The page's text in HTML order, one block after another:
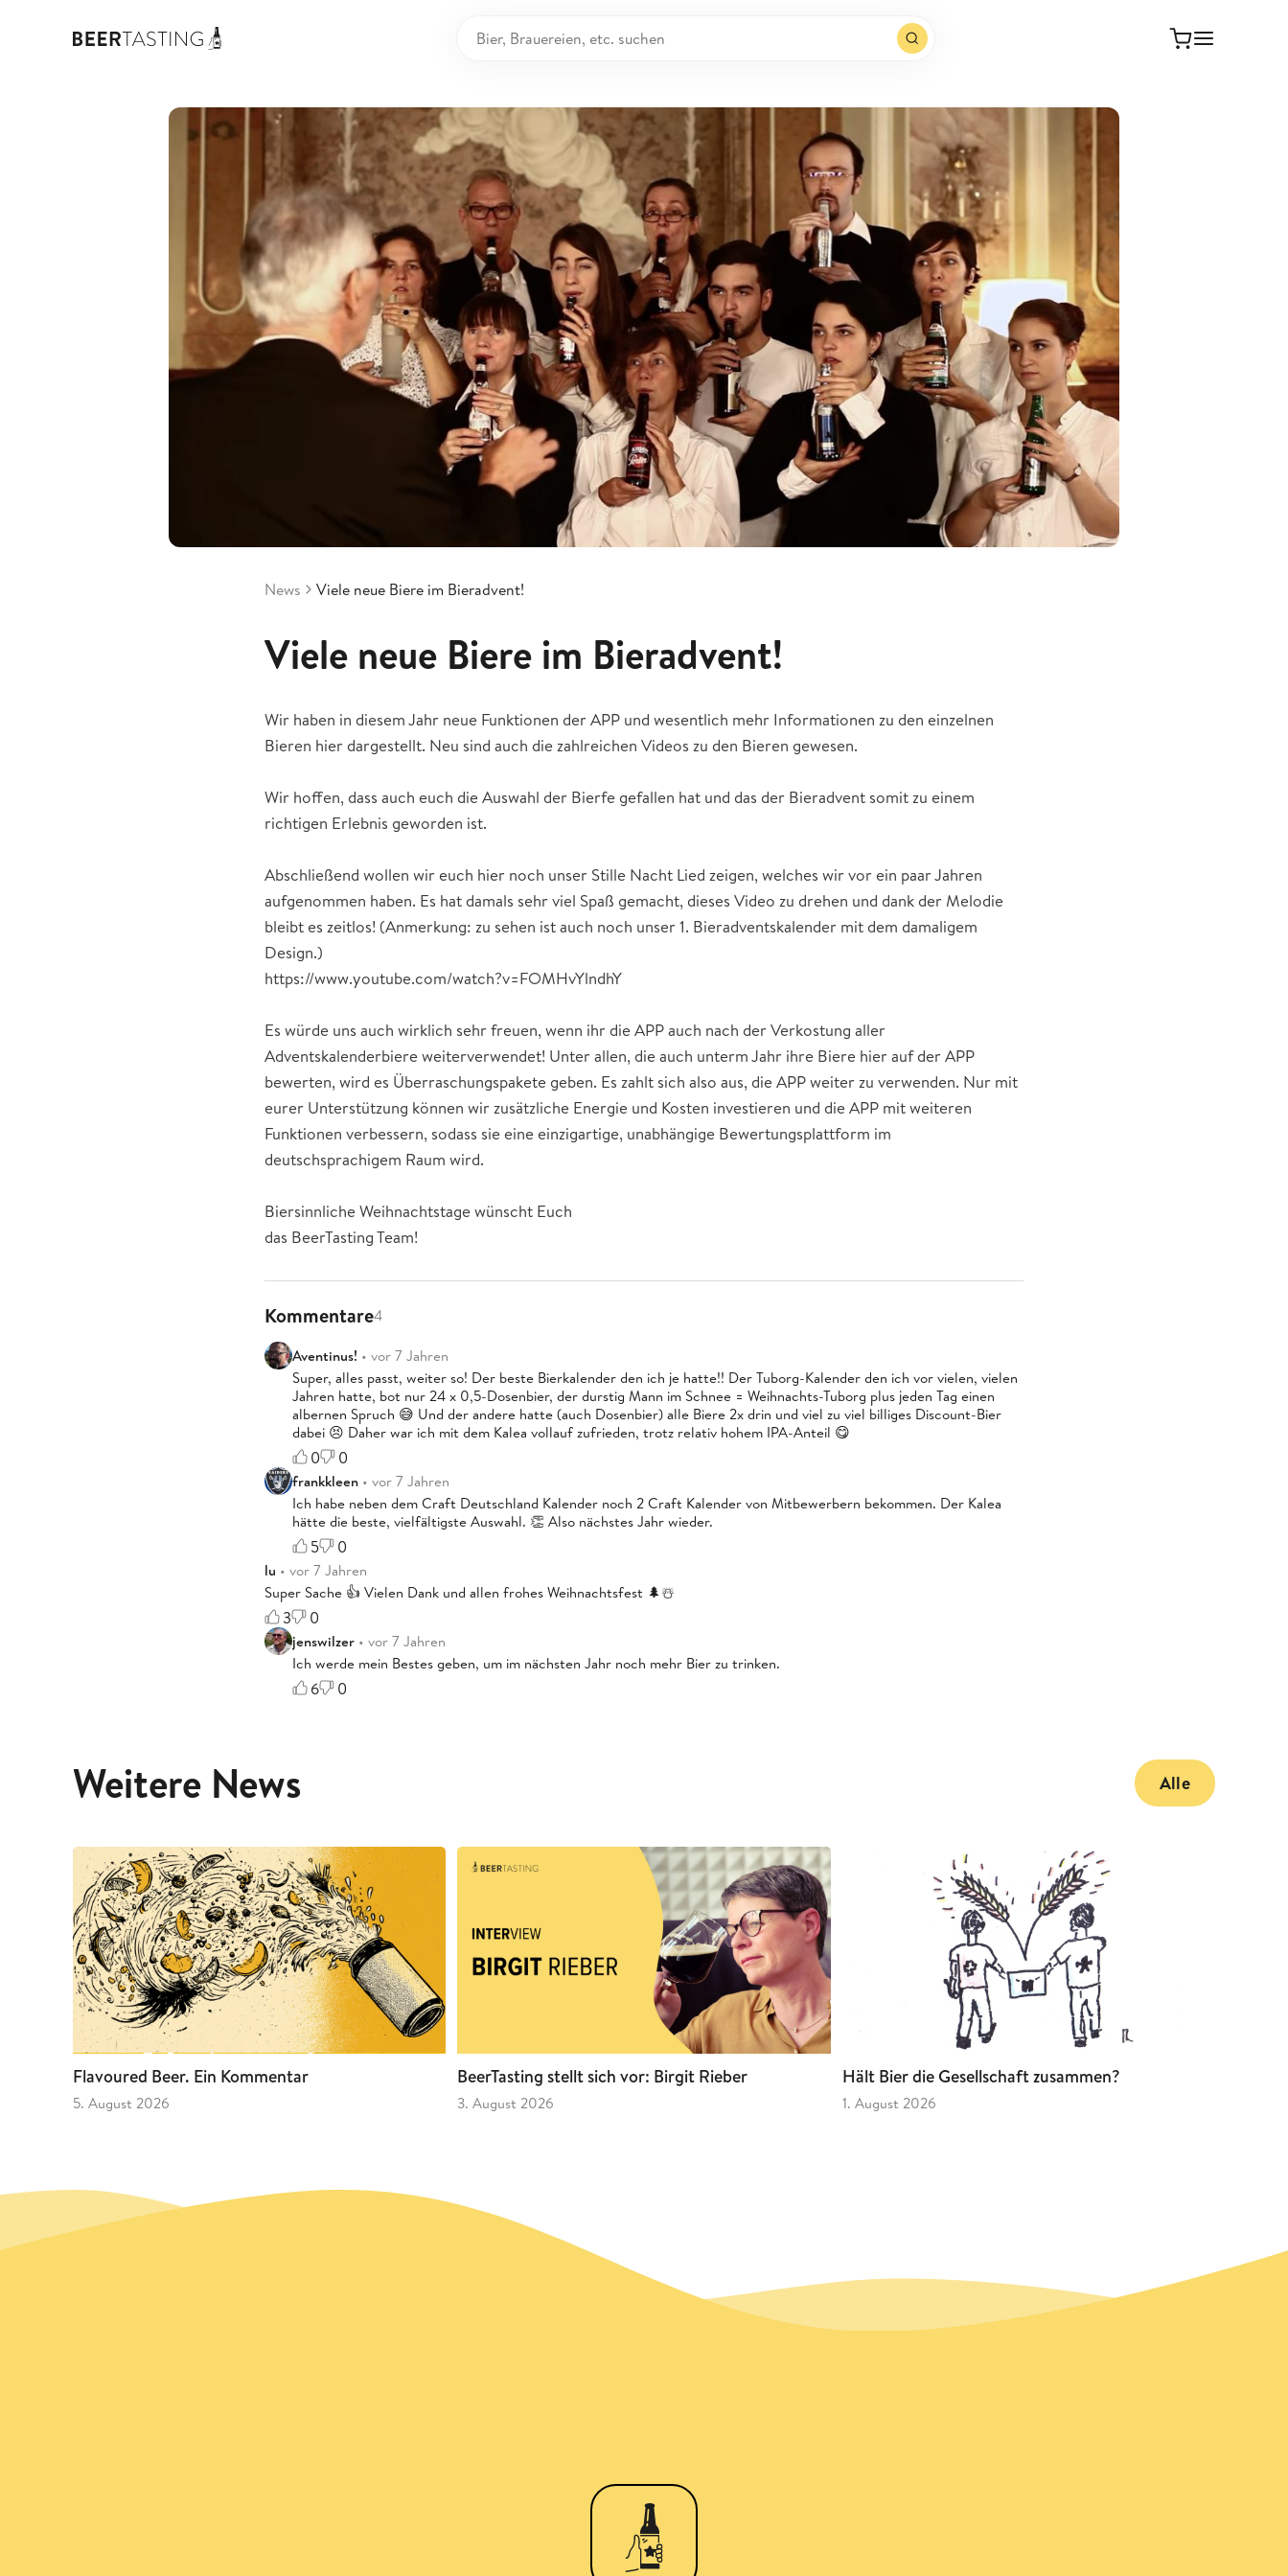
News Viele neue Biere im Bieradvent!
Viele neue Biere im Bieradvent!
Wir haben in diesem Jahr neue Funktionen der APP und wesentlich mehr Informationen zu den einzelnen
Bieren hier dargestellt. Neu sind auch die zahlreichen Videos zu den Bieren gewesen.
Wir hoffen, dass auch euch die Auswahl der Bierfe gefallen hat und das der Bieradvent somit zu einem
richtigen Erlebnis geworden ist.
Abschließend wollen wir euch hier noch unser Stille Nacht Lied zeigen, welches wir vor ein paar Jahren
aufgenommen haben. Es hat damals sehr viel Spaß gemacht, dieses Video zu drehen und dank der Melodie
bleibt es zeitlos! (Anmerkung: zu sehen ist auch noch unser 1. Bieradventskalender mit dem damaligem
Design.)
https://www.youtube.com/watch?v=FOMHvYlndhY
Es würde uns auch wirklich sehr freuen, wenn ihr die APP auch nach der Verkostung aller
Adventskalenderbiere weiterverwendet! Unter allen, die auch unterm Jahr ihre Biere hier auf der APP
bewerten, wird es Überraschungspakete geben. Es zahlt sich also aus, die APP weiter zu verwenden. Nur mit
eurer Unterstützung können wir zusätzliche Energie und Kosten investieren und die APP mit weiteren
Funktionen verbessern, sodass sie eine einzigartige, unabhängige Bewertungsplattform im
deutschsprachigem Raum wird.
Biersinnliche Weihnachtstage wünscht Euch
das BeerTasting Team!
Kommentare4
Aventinus! • vor 7 Jahren
Super, alles passt, weiter so! Der beste Bierkalender den ich je hatte!! Der Tuborg-Kalender den ich vor vielen, vielen
Jahren hatte, bot nur 24 x 0,5-Dosenbier, der durstig Mann im Schnee = Weihnachts-Tuborg plus jeden Tag einen
albernen Spruch 😅 Und der andere hatte (auch Dosenbier) alle Biere 2x drin und viel zu viel billiges Discount-Bier
dabei 😣 Daher war ich mit dem Kalea vollauf zufrieden, trotz relativ hohem IPA-Anteil 😋
0 0
frankkleen • vor 7 Jahren
Ich habe neben dem Craft Deutschland Kalender noch 2 Craft Kalender von Mitbewerbern bekommen. Der Kalea
hätte die beste, vielfältigste Auswahl. 👏 Also nächstes Jahr wieder.
5 0
lu • vor 7 Jahren
Super Sache 👍 Vielen Dank und allen frohes Weihnachtsfest 🌲☃️
3 0
jenswilzer • vor 7 Jahren
Ich werde mein Bestes geben, um im nächsten Jahr noch mehr Bier zu trinken.
6 0
Weitere News Alle
Flavoured Beer. Ein Kommentar
5. August 2026
BeerTasting stellt sich vor: Birgit Rieber
3. August 2026
Hält Bier die Gesellschaft zusammen?
1. August 2026